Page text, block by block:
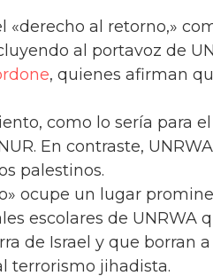
«derecho al retorno,»
al portavoz de
, quienes afirman
como lo sería para
En contraste,
palestinos.
ocupe un lugar
escolares de UNRWA
de Israel y que borran a
terrorismo jihadista.